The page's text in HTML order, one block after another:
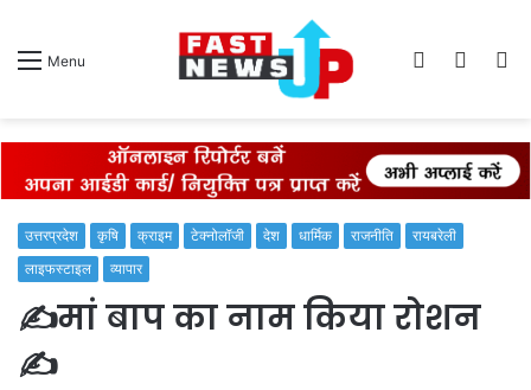
Menu
Switch
Log
उत्तरप्रदेश कृषि क्राइम टेक्नोलॉजी देश धार्मिक राजनीति
रायबरेली
लाइफस्टाइल
व्यापार
✍️मां बाप का नाम किया रोशन
✍️